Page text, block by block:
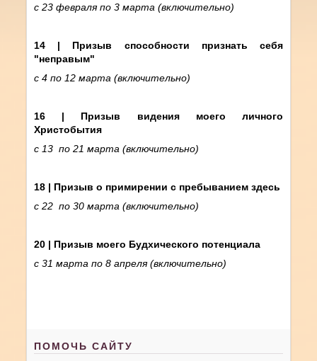
с 23 февраля по 3 марта (включительно)
14 | Призыв способности признать себя
"неправым"
с 4 по 12 марта (включительно)
16 | Призыв видения моего личного
Христобытия
с 13 по 21 марта (включительно)
18 | Призыв о примирении с пребыванием здесь
с 22 по 30 марта (включительно)
20 | Призыв моего Будхического потенциала
с 31 марта по 8 апреля (включительно)
ПОМОЧЬ САЙТУ